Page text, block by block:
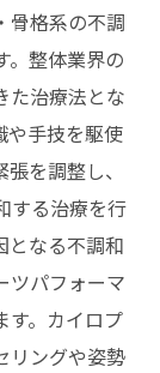
骨格系の不調
。整体業界の
た治療法とな
や手技を駆使
を調整し、
する治療を行
となる不調和
ツパフォーマ
す。カイロプ
リングや姿勢